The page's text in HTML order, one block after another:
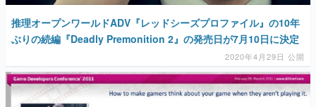
推理オープンワールドADV『レッドシーズプロファイル』の10年
ぶりの続編『Deadly Premonition 2』の発売日が7月10日に決定
2020年4月29日 公開